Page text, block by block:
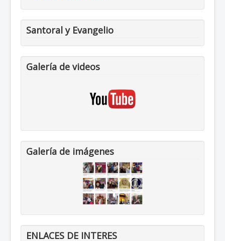
Santoral y Evangelio
Galería de videos
Galería de imágenes
ENLACES DE INTERES